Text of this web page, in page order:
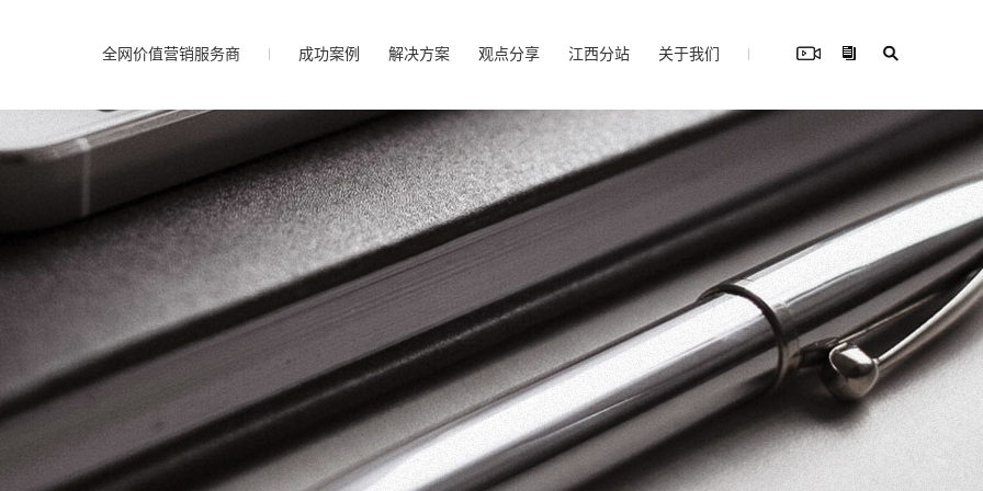
全网价值营销服务商 成功案例 解决方案 观点分享 江西分站 关于我们